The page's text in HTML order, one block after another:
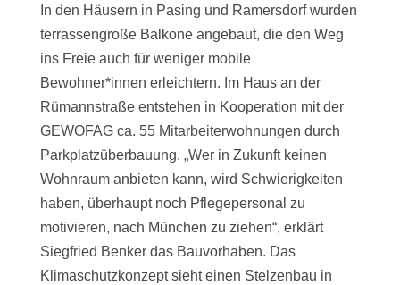
In den Häusern in Pasing und Ramersdorf wurden
terrassengroße Balkone angebaut, die den Weg
ins Freie auch für weniger mobile
Bewohner*innen erleichtern. Im Haus an der
Rümannstraße entstehen in Kooperation mit der
GEWOFAG ca. 55 Mitarbeiterwohnungen durch
Parkplatzüberbauung. „Wer in Zukunft keinen
Wohnraum anbieten kann, wird Schwierigkeiten
haben, überhaupt noch Pflegepersonal zu
motivieren, nach München zu ziehen“, erklärt
Siegfried Benker das Bauvorhaben. Das
Klimaschutzkonzept sieht einen Stelzenbau in